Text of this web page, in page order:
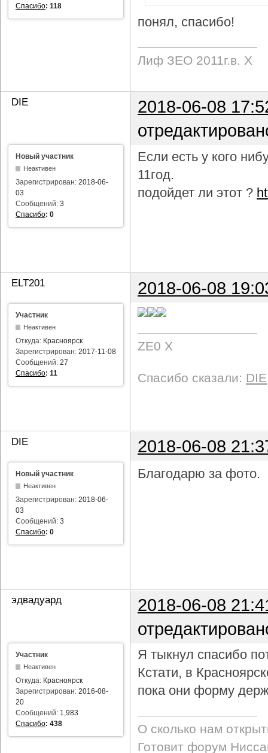
Спасибо: 118
понял, спасибо!
Лиф ЗЕО 2011г.в. Х
DIE
2018-06-08
Новый участник
Неактивен
Зарегистрирован: 2018-06-
03
Сообщений: 3
Спасибо: 0
Если есть у кого
11год.
подойдет ли этот ?
ELT201 2018-06-08
Участник
Неактивен
Откуда: Красноярск
Зарегистрирован: 2017-11-08
Сообщений: 27
Спасибо: 11
ZE0 X
Спасибо сказали: DIE
DIE 2018-06-08
Новый участник
Неактивен
Зарегистрирован: 2018-06-
03
Сообщений: 3
Спасибо: 0
Благодарю за фото.
эдвадуард
2018-06-08
Участник
Неактивен
Откуда: Красноярск
Зарегистрирован: 2016-08-
20
Сообщений: 1,983
Спасибо: 438
Я тыкнул спасибо
Кстати, в
пока они форму
О сколько нам
Готовит форум